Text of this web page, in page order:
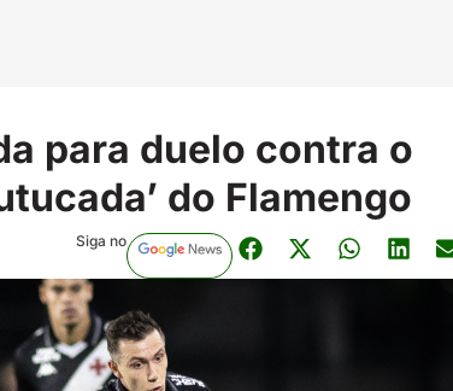
para duelo contra o
do Flamengo
Siga no